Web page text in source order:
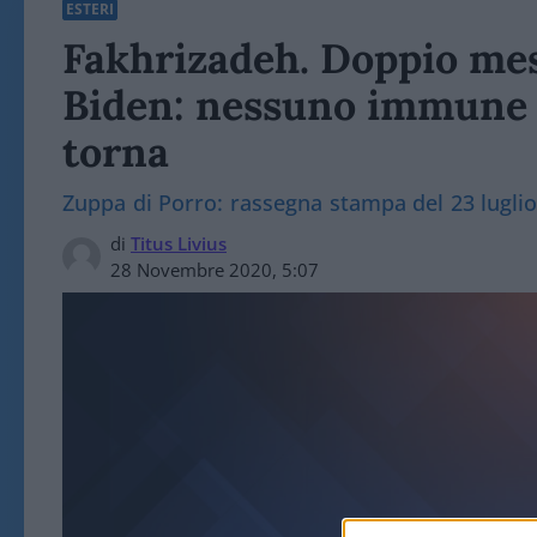
ESTERI
Fakhrizadeh. Doppio
Biden: nessuno
torna
Zuppa di Porro: rassegna stampa del 23
di Titus Livius
28 Novembre 2020, 5:07